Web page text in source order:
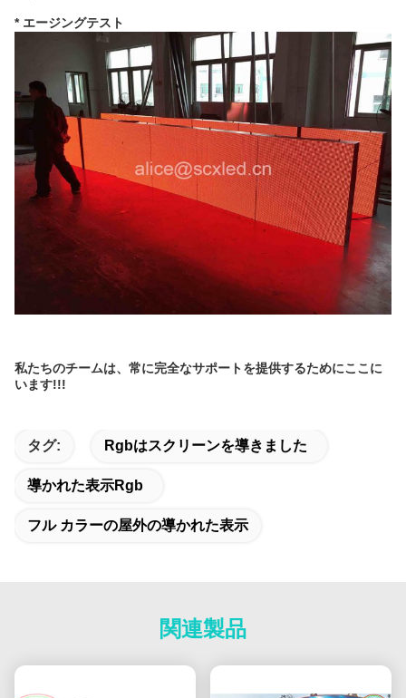
* エージングテスト
私たちのチームは、常に完全なサポートを提供するためにここに
います!!!
タグ: Rgbはスクリーンを導きました
導かれた表示rgb
フル カラーの屋外の導かれた表示
関連製品